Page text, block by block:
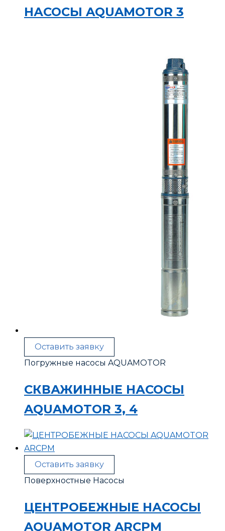
НАСОСЫ AQUAMOTOR 3
Оставить заявку
Погружные насосы AQUAMOTOR
СКВАЖИННЫЕ НАСОСЫ
AQUAMOTOR 3, 4
Оставить заявку
Поверхностные Насосы
ЦЕНТРОБЕЖНЫЕ НАСОСЫ
AQUAMOTOR ARCPM